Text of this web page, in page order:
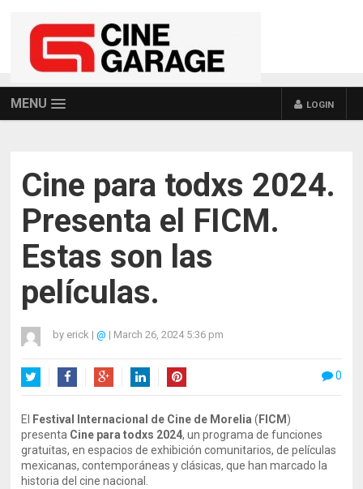
MENU LOGIN
Cine para todxs 2024.
Presenta el FICM.
Estas son las
películas.
by erick | @ | March 26, 2024 5:36 pm
0
El Festival Internacional de Cine de Morelia ( FICM )
presenta Cine para todxs 2024, un programa de funciones
gratuitas, en espacios de exhibición comunitarios, de películas
mexicanas, contemporáneas y clásicas, que han marcado la
historia del cine nacional.